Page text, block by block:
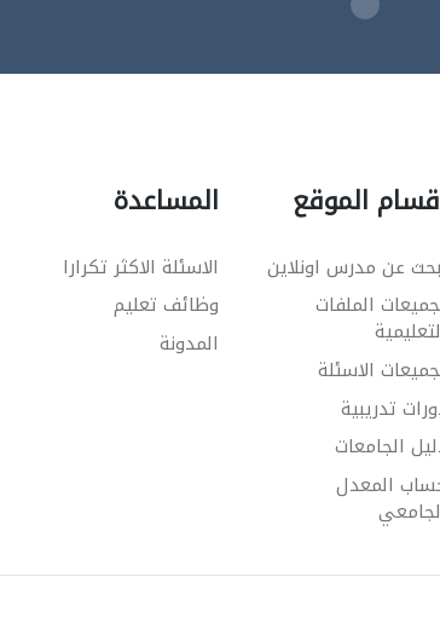
الموقع
عن مدرس اونلاين
الملفات
الاسئلة
تدريبية
الجامعات
المعدل
المساعدة
الاسئلة الاكثر تكرارا
وظائف تعليم
المدونة